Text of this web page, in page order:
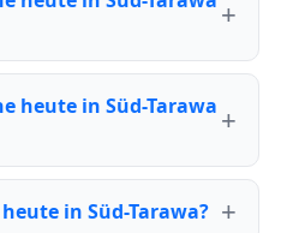
heute in Süd-Tarawa
in Süd-Tarawa?